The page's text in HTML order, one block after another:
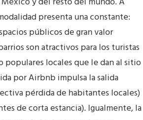
presenta una constante:
públicos de gran valor
son atractivos para los turistas
populares locales que le dan al sitio
por Airbnb impulsa la salida
pérdida de habitantes locales)
de corta estancia). Igualmente, la